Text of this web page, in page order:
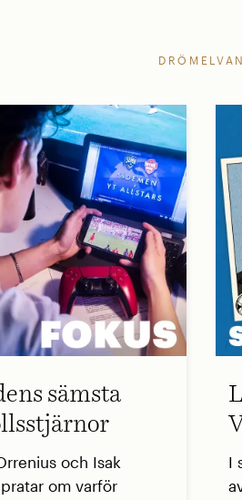
DRÖMELVAN
sämsta
och Isak
om varför
I